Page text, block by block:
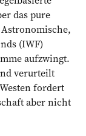
das pure
(IWF)
aufzwingt.
verurteilt
fordert
aber nicht